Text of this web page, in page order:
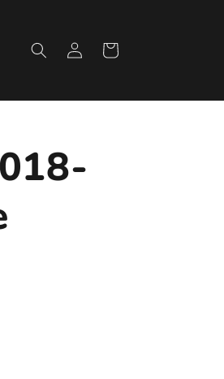
Fazer
login
Carrinho